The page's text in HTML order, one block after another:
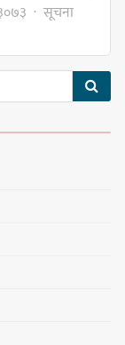
· सूचना